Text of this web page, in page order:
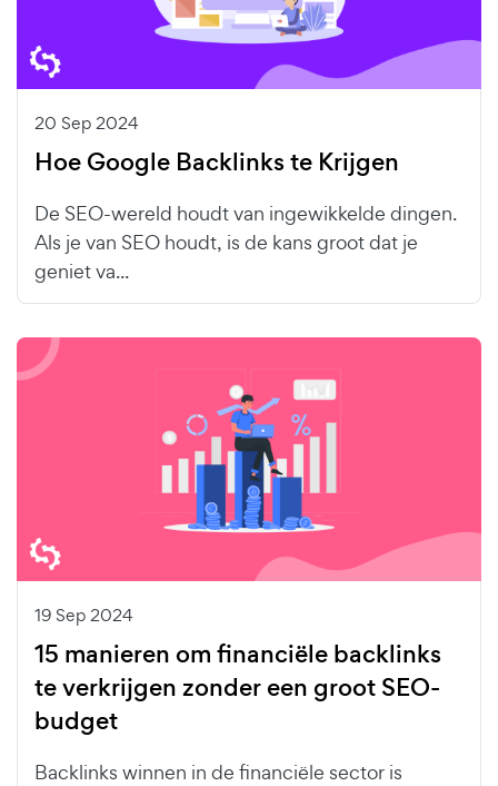
20 Sep 2024
Hoe Google Backlinks te Krijgen
De SEO-wereld houdt van ingewikkelde dingen.
Als je van SEO houdt, is de kans groot dat je
geniet va...
19 Sep 2024
15 manieren om financiële backlinks
te verkrijgen zonder een groot SEO-
budget
Backlinks winnen in de financiële sector is